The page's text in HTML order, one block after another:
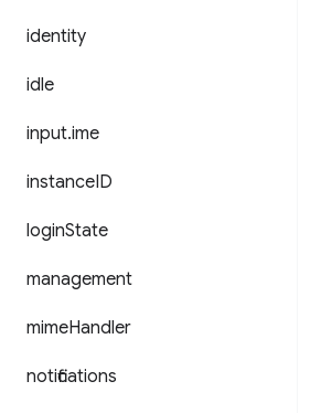
identity
idle
input.ime
instanceID
loginState
management
mimeHandler
notifications